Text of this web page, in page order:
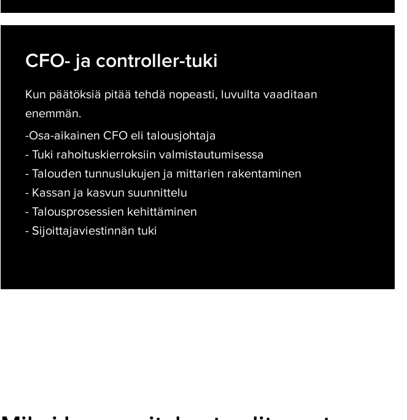
CFO- ja controller-tuki
Kun päätöksiä pitää tehdä nopeasti, luvuilta vaaditaan
enemmän.
-Osa-aikainen CFO eli talousjohtaja
- Tuki rahoituskierroksiin valmistautumisessa
- Talouden tunnuslukujen ja mittarien rakentaminen
- Kassan ja kasvun suunnittelu
- Talousprosessien kehittäminen
- Sijoittajaviestinnän tuki
controller-